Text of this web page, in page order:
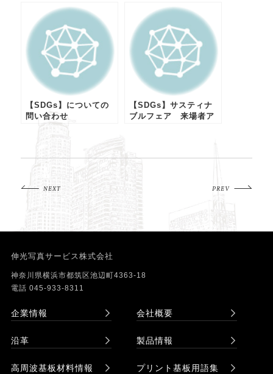
【SDGs】についての
問い合わせ
【SDGs】サスティナ
ブルフェア 来場者ア
NEXT PREV
伸光写真サービス株式会社
神奈川県横浜市都筑区池辺町4363-18
電話 045-933-8311
企業情報 会社概要
沿革 製品情報
高周波基板材料情報 プリント基板用語集